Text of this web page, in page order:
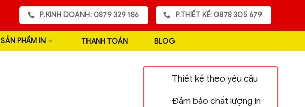
P.KINH DOANH: 0879 329 186 P.THIẾT KẾ: 0878 305 679
SẢN PHẨM IN THANH TOÁN BLOG
Thiết kế theo yêu cầu
Đảm bảo chất lượng in